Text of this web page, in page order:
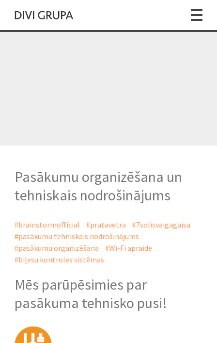
Pasākumu organizēšana un
tehniskais nodrošinājums
#brainstormofficial #pratavetra
#7solisvaigagaisa
#pasākumu tehniskais nodrošinājums
#pasākumu organizēšana
#Wi-Fi apraide
#biļesu kontroles sistēmas
Mēs parūpēsimies par
pasākuma tehnisko pusi!